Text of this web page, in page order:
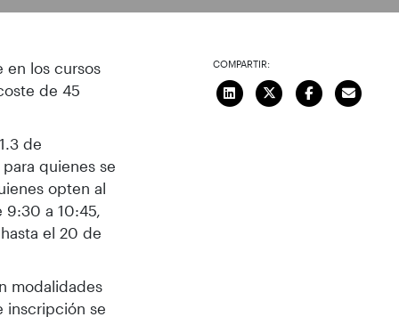
en los cursos
de 45
de
quienes se
opten al
9:30 a 10:45,
el 20 de
modalidades
inscripción se
COMPARTIR: